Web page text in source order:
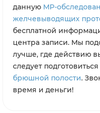
данную МР-
желчевыводящих
бесплатной
центра записи. Мы
лучше, где действию
следует
брюшной полости.
время и деньги!